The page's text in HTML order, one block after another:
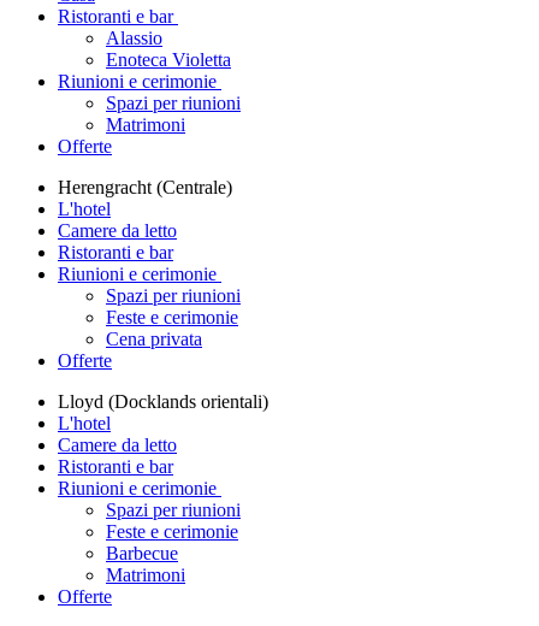
Ristoranti e bar
Alassio
Enoteca Violetta
Riunioni e cerimonie
Spazi per riunioni
Matrimoni
Offerte
Herengracht (Centrale)
L'hotel
Camere da letto
Ristoranti e bar
Riunioni e cerimonie
Spazi per riunioni
Feste e cerimonie
Cena privata
Offerte
Lloyd (Docklands orientali)
L'hotel
Camere da letto
Ristoranti e bar
Riunioni e cerimonie
Spazi per riunioni
Feste e cerimonie
Barbecue
Matrimoni
Offerte